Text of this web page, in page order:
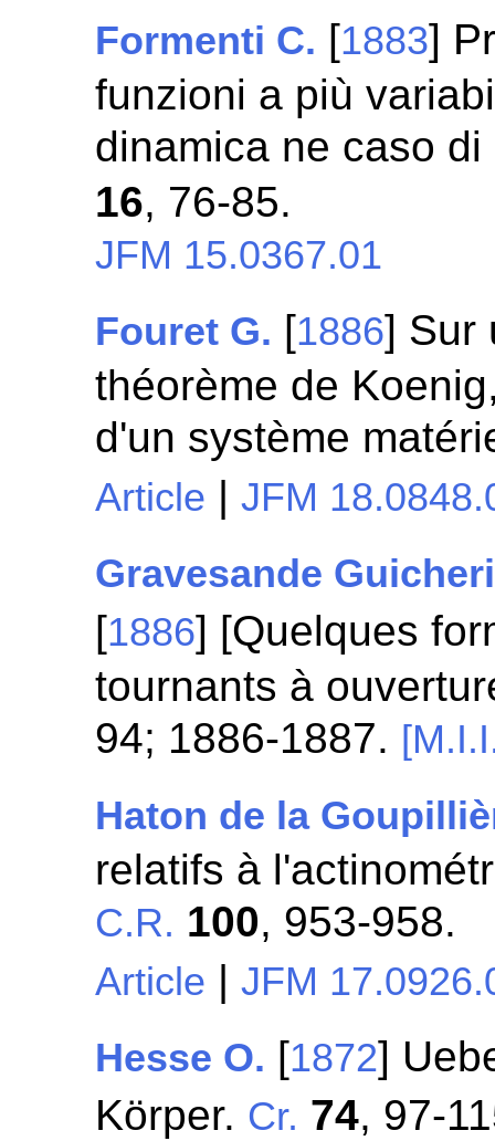
Formenti C. [1883]
funzioni a più
dinamica ne caso
16, 76-85.
JFM 15.0367.01
Fouret G. [1886] Sur
théorème de
d'un système
Article |JFM
Gravesande
[1886] [Quelques
tournants à
94; 1886-1887.
Haton de la
relatifs à
C.R. 100, 953-958.
Article |JFM
Hesse O. [1872]
Körper. Cr. 74, 97-